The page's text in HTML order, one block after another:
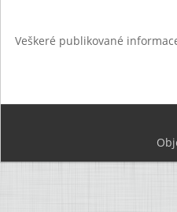
Veškeré publikované